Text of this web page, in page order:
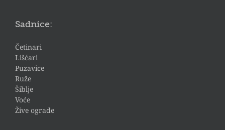
Sadnice:
Četinari
Lišćari
Puzavice
Ruže
Šiblje
Voće
Žive ograde